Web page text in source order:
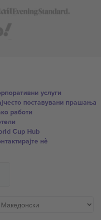
услуги
поставувани прашања
работи
Cup Hub
нѐ